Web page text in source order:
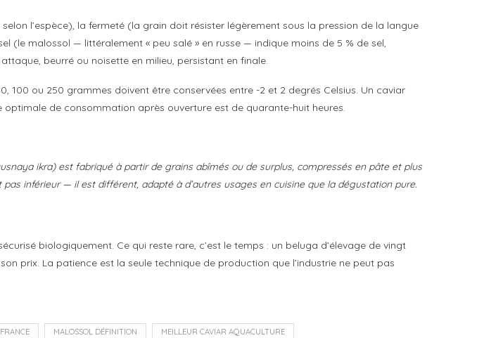
l’espèce), la fermeté (la grain doit résister légèrement sous la pression de la langue
(le malossol — littéralement « peu salé » en russe — indique moins de 5 % de sel,
beurré ou noisette en milieu, persistant en finale.
ou 250 grammes doivent être conservées entre -2 et 2 degrés Celsius. Un caviar
de consommation après ouverture est de quarante-huit heures.
ikra) est fabriqué à partir de grains abîmés ou de surplus, compressés en pâte et plus
inférieur — il est différent, adapté à d’autres usages en cuisine que la dégustation pure.
biologiquement. Ce qui reste rare, c’est le temps : un beluga d’élevage de vingt
prix. La patience est la seule technique de production que l’industrie ne peut pas
MALOSSOL DÉFINITION MEILLEUR CAVIAR AQUACULTURE